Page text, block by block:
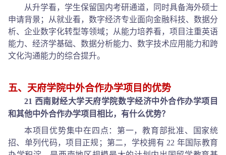
从升学看，学生保留国内考研通道，同时具备海外硕士
申请背景；从就业看，数字经济专业面向金融科技、数据分
析、企业数字化转型等领域；从能力培养看，项目注重英语
能力、经济学基础、数据分析能力、数字技术应用能力和跨
文化沟通能力的综合提升。
五、天府学院中外合作办学项目的优势
21 西南财经大学天府学院数字经济中外合作办学项目
和其他中外合作办学项目相比，有什么优势？
本项目优势集中在四点：第一，教育部批准、国家统
招、单列代码，项目正规；第二，学校拥有 22 年国际教育